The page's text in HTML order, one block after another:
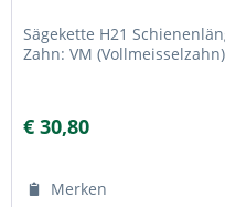
Sägekette H21
Zahn: VM
€ 30,80
Merken